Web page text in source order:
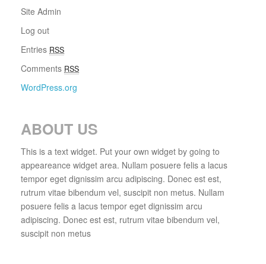
Site Admin
Log out
Entries RSS
Comments RSS
WordPress.org
ABOUT US
This is a text widget. Put your own widget by going to
appeareance widget area. Nullam posuere felis a lacus
tempor eget dignissim arcu adipiscing. Donec est est,
rutrum vitae bibendum vel, suscipit non metus. Nullam
posuere felis a lacus tempor eget dignissim arcu
adipiscing. Donec est est, rutrum vitae bibendum vel,
suscipit non metus